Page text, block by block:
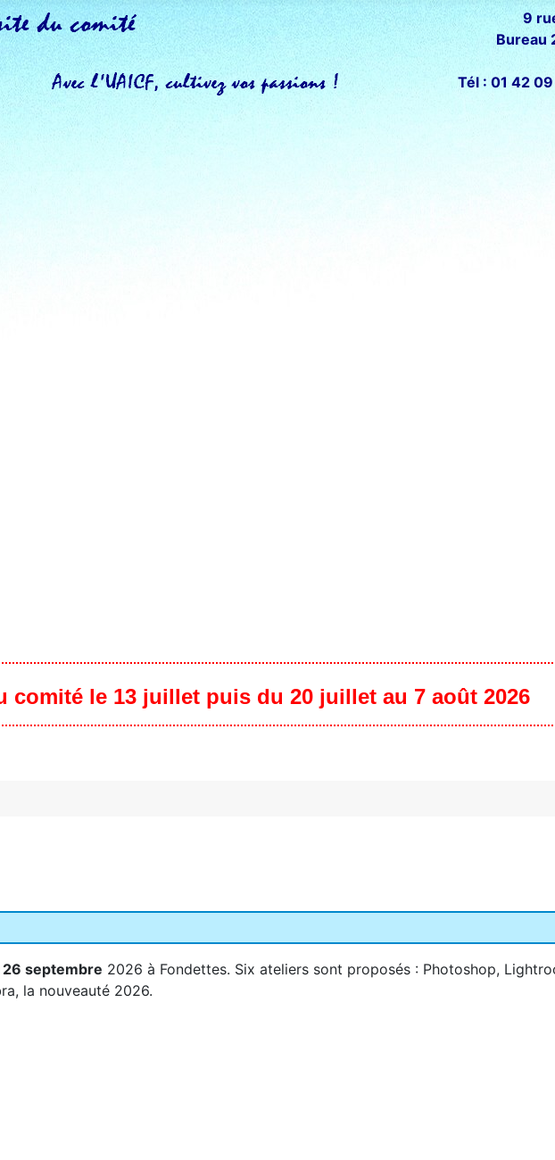
9
Bureau
Tél : 01 42
comité le 13 juillet puis du 20 juillet au 7 août 2026
26 septembre 2026 à Fondettes. Six ateliers sont proposés : Photoshop,
la nouveauté 2026.